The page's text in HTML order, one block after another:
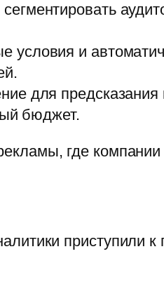
условия и
для предсказания
бюджет.
где компании
приступили к